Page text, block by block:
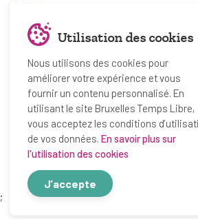
En collaboration avec
et les coordinations ATL
© Bruxelles Temps Libre 2019-2026
Conditions d’utilisation
Utilisation des
Partenaires
Utilisation des cookies
Nous utilisons des cookies pour
améliorer votre expérience et vous
fournir un contenu personnalisé. En
utilisant le site Bruxelles Temps Libre,
vous acceptez les conditions
de vos données. En savoir plus sur
l'utilisation des cookies
J’accepte
;